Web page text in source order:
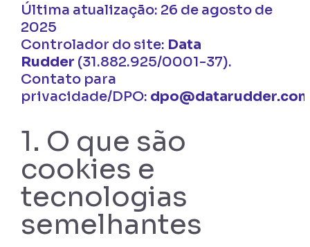
Última atualização: 26 de agosto de
2025
Controlador do site: Data
Rudder (31.882.925/0001-37).
Contato para
privacidade/DPO:
1. O que são
cookies e
tecnologias
semelhantes